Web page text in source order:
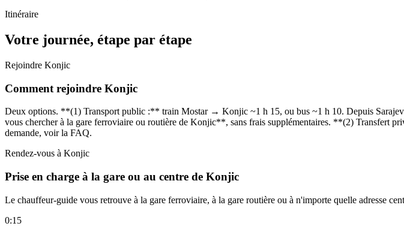
Itinéraire
Votre journée, étape par étape
Rejoindre Konjic
Comment rejoindre Konjic
Deux options. **(1) Transport public :** train Mostar → Konjic ~1 h 15, ou bus ~1 h 10. Depuis
vous chercher à la gare ferroviaire ou routière de Konjic**, sans frais supplémentaires. **(2) Transfert
demande, voir la FAQ.
Rendez-vous à Konjic
Prise en charge à la gare ou au centre de Konjic
Le chauffeur-guide vous retrouve à la gare ferroviaire, à la gare routière ou à n'importe quelle adresse
0:15